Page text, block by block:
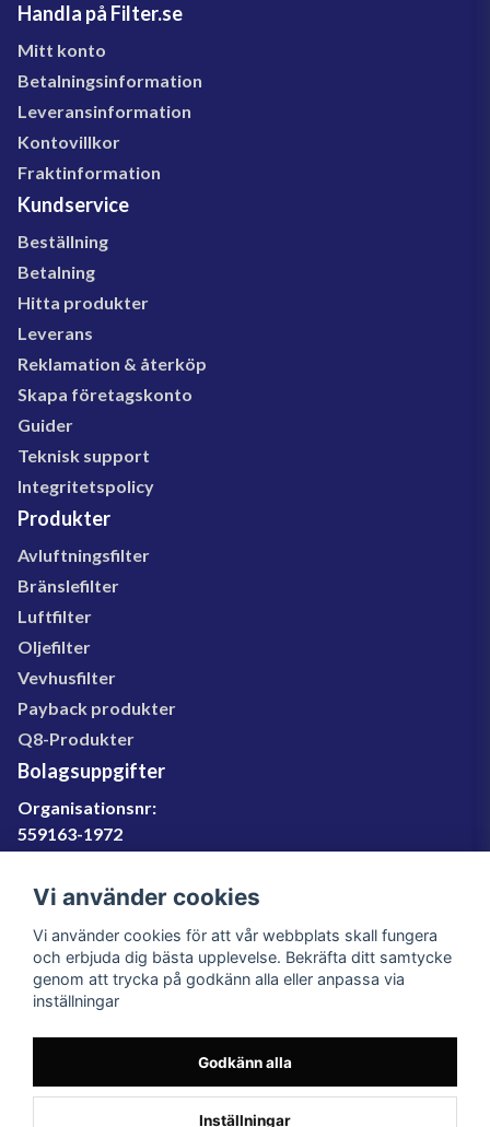
Handla på Filter.se
Mitt konto
Betalningsinformation
Leveransinformation
Kontovillkor
Fraktinformation
Kundservice
Beställning
Betalning
Hitta produkter
Leverans
Reklamation & återköp
Skapa företagskonto
Guider
Teknisk support
Integritetspolicy
Produkter
Avluftningsfilter
Bränslefilter
Luftfilter
Oljefilter
Vevhusfilter
Payback produkter
Q8-Produkter
Bolagsuppgifter
Organisationsnr:
559163-1972
SE559163197201
060-566 800
info@filter.se
Organisationsnummer: 559163-1972
© 2023 Filter.se, All rights reserved.
Vi använder cookies
Vi använder cookies för att vår webbplats skall fungera
och erbjuda dig bästa upplevelse. Bekräfta ditt samtycke
genom att trycka på godkänn alla eller anpassa via
inställningar
Godkänn alla
Inställningar